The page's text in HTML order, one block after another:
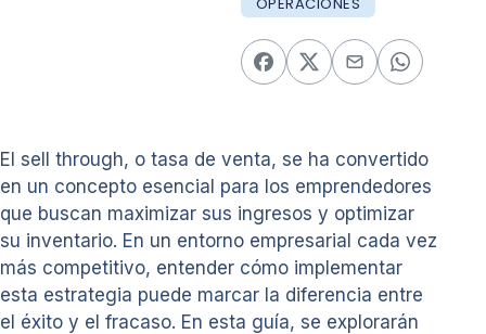
El sell through, o tasa de venta, se ha convertido
en un concepto esencial para los emprendedores
que buscan maximizar sus ingresos y optimizar
su inventario. En un entorno empresarial cada vez
más competitivo, entender cómo implementar
esta estrategia puede marcar la diferencia entre
el éxito y el fracaso. En esta guía, se explorarán